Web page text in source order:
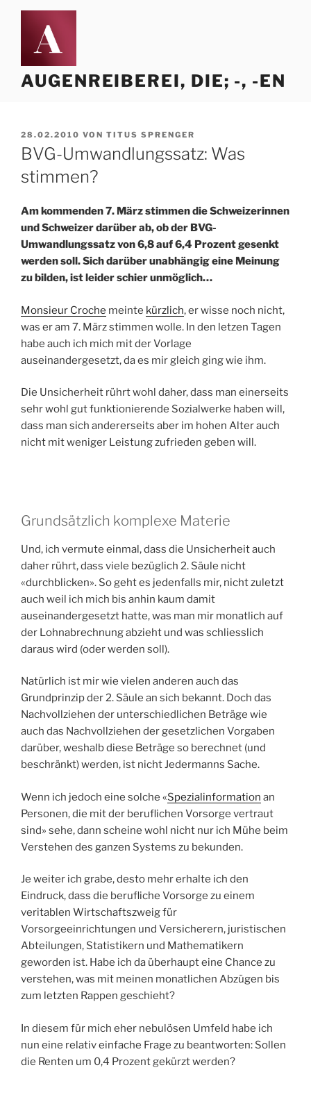
Zum
springen
AUGENREIBEREI, DIE; -, -EN
VERÖFFENTLICHT
AM
28.02.2010 VON TITUS SPRENGER
BVG-Umwandlungssatz: Was
stimmen?
Am kommenden 7. März stimmen die Schweizerinnen
und Schweizer darüber ab, ob der BVG-
Umwandlungssatz von 6,8 auf 6,4 Prozent gesenkt
werden soll. Sich darüber unabhängig eine Meinung
zu bilden, ist leider schier unmöglich…
Monsieur Croche meinte kürzlich, er wisse noch nicht,
was er am 7. März stimmen wolle. In den letzen Tagen
habe auch ich mich mit der Vorlage
auseinandergesetzt, da es mir gleich ging wie ihm.
Die Unsicherheit rührt wohl daher, dass man einerseits
sehr wohl gut funktionierende Sozialwerke haben will,
dass man sich andererseits aber im hohen Alter auch
nicht mit weniger Leistung zufrieden geben will.
Grundsätzlich komplexe Materie
Und, ich vermute einmal, dass die Unsicherheit auch
daher rührt, dass viele bezüglich 2. Säule nicht
«durchblicken». So geht es jedenfalls mir, nicht zuletzt
auch weil ich mich bis anhin kaum damit
auseinandergesetzt hatte, was man mir monatlich auf
der Lohnabrechnung abzieht und was schliesslich
daraus wird (oder werden soll).
Natürlich ist mir wie vielen anderen auch das
Grundprinzip der 2. Säule an sich bekannt. Doch das
Nachvollziehen der unterschiedlichen Beträge wie
auch das Nachvollziehen der gesetzlichen Vorgaben
darüber, weshalb diese Beträge so berechnet (und
beschränkt) werden, ist nicht Jedermanns Sache.
Wenn ich jedoch eine solche «Spezialinformation an
Personen, die mit der beruflichen Vorsorge vertraut
sind» sehe, dann scheine wohl nicht nur ich Mühe beim
Verstehen des ganzen Systems zu bekunden.
Je weiter ich grabe, desto mehr erhalte ich den
Eindruck, dass die berufliche Vorsorge zu einem
veritablen Wirtschaftszweig für
Vorsorgeeinrichtungen und Versicherern, juristischen
Abteilungen, Statistikern und Mathematikern
geworden ist. Habe ich da überhaupt eine Chance zu
verstehen, was mit meinen monatlichen Abzügen bis
zum letzten Rappen geschieht?
In diesem für mich eher nebulösen Umfeld habe ich
nun eine relativ einfache Frage zu beantworten: Sollen
die Renten um 0,4 Prozent gekürzt werden?